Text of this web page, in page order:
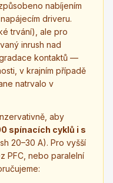
nabíjením
driveru.
trvání), ale pro
inrush nad
kontaktů —
v krajním případě
natrvalo v
aby
spínacích cyklů i s
20–30 A). Pro vyšší
PFC, nebo paralelní